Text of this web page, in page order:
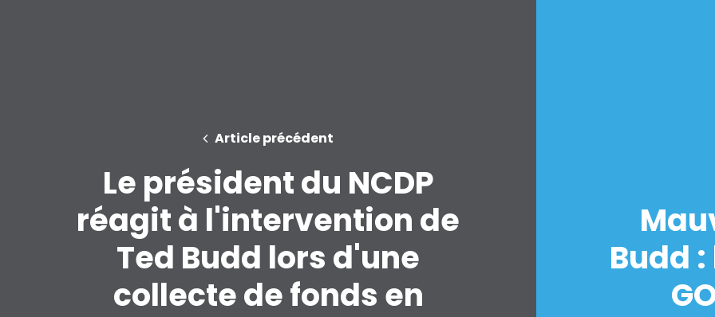
Article précédent
Le président du NCDP
réagit à l'intervention de
Ted Budd lors d'une
collecte de fonds en
Budd